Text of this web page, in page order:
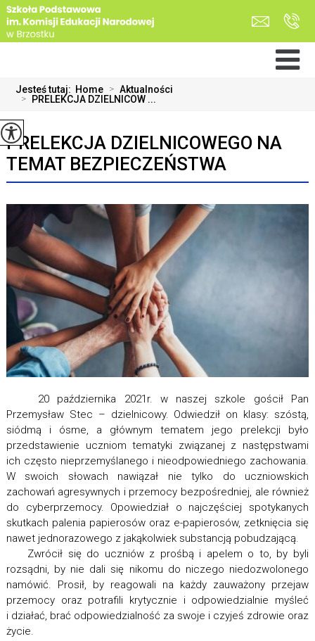
Jesteś tutaj: Home > Aktualności
> PRELEKCJA DZIELNICOW ...
PRELEKCJA DZIELNICOWEGO NA
TEMAT BEZPIECZEŃSTWA
20 października 2021r. w naszej szkole gościł Pan
Przemysław Stec – dzielnicowy. Odwiedził on klasy: szóstą,
siódmą i ósme, a głównym tematem jego prelekcji było
przedstawienie uczniom tematyki związanej z następstwami
ich często nieprzemyślanego i nieodpowiedniego zachowania.
W swoich słowach nawiązał nie tylko do uczniowskich
zachowań agresywnych i przemocy bezpośredniej, ale również
do cyberprzemocy. Opowiedział o najczęściej spotykanych
skutkach palenia papierosów oraz e-papierosów, zetknięcia się
nawet jednorazowego z jakąkolwiek substancją pobudzającą.
Zwrócił się do uczniów z prośbą i apelem o to, by byli
rozsądni, by nie dali się nikomu do niczego niedozwolonego
namówić. Prosił, by reagowali na każdy zauważony przejaw
przemocy oraz potrafili krytycznie i odpowiedzialnie myśleć
i działać, brać odpowiedzialność za swoje i czyjeś zdrowie oraz
życie.